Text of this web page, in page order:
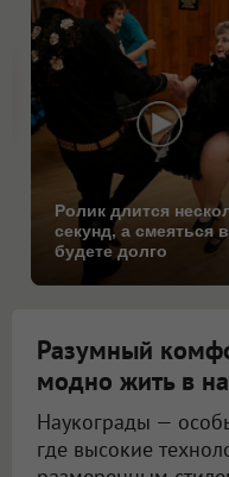
Ролик длится
секунд, а смеяться
будете долго
Разумный
модно жить в
Наукограды —
где высокие